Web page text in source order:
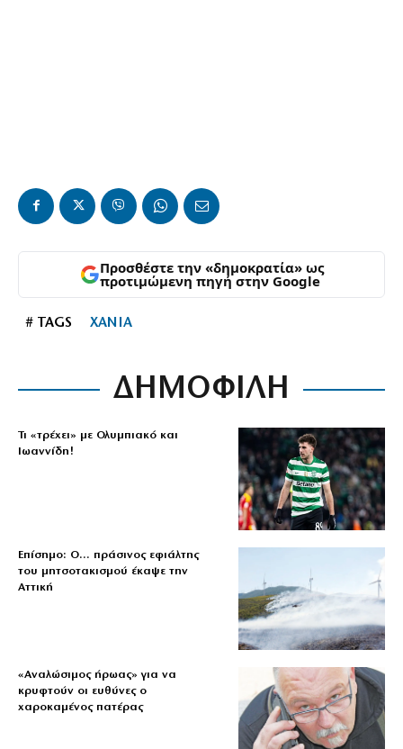
Προσθέστε την «δημοκρατία» ως
προτιμώμενη πηγή στην Google
# TAGS ΧΑΝΙΑ
ΔΗΜΟΦΙΛΗ
Τι «τρέχει» με Ολυμπιακό και
Ιωαννίδη!
Επίσημο: Ο… πράσινος εφιάλτης
του μητσοτακισμού έκαψε την
Αττική
«Aναλώσιμος ήρωας» για να
κρυφτούν οι ευθύνες ο
χαροκαμένος πατέρας